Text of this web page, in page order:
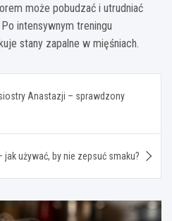
może pobudzać i utrudniać
intensywnym treningu
stany zapalne w mięśniach.
Anastazji – sprawdzony
jak używać, by nie zepsuć smaku?